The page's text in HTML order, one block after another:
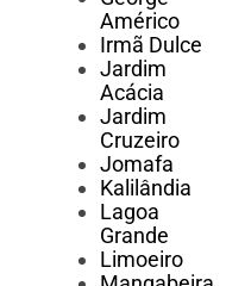
Américo
Irmã Dulce
Jardim
Acácia
Jardim
Cruzeiro
Jomafa
Kalilândia
Lagoa
Grande
Limoeiro